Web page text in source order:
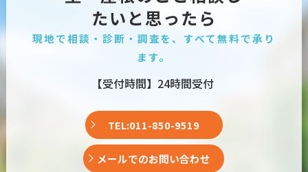
現地で相談・診断・調査を、すべて無料で承り
ます。
たいと思ったら
【受付時間】24時間受付
TEL:011-850-9519
メールでのお問い合わせ